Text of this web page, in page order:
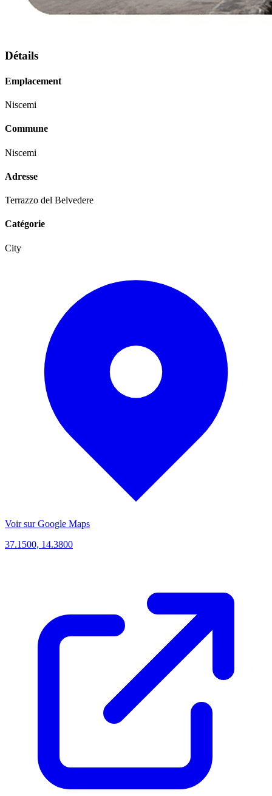
Détails
Emplacement
Niscemi
Commune
Niscemi
Adresse
Terrazzo del Belvedere
Catégorie
City
Voir sur Google Maps
37.1500, 14.3800